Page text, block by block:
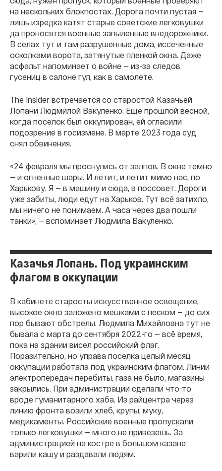
на нескольких блокпостах. Дорога почти пустая —
лишь изредка катят старые советские легковушки
да проносятся военные запыленные внедорожники.
В селах тут и там разрушенные дома, иссеченные
осколками ворота, затянутые пленкой окна. Даже
асфальт напоминает о войне — из-за следов
гусениц в салоне гул, как в самолете.
The Insider встречается со старостой Казачьей
Лопани Людмилой Вакуленко. Еще прошлой весной,
когда поселок был оккупирован, ей огласили
подозрение в госизмене. В марте 2023 года суд
снял обвинения.
«24 февраля мы проснулись от залпов. В окне темно
— и огненные шары. И летит, и летит мимо нас, по
Харькову. Я — в машину и сюда, в поссовет. Дороги
уже забиты, люди едут на Харьков. Тут всё затихло,
мы ничего не понимаем. А часа через два пошли
танки», — вспоминает Людмила Вакуленко.
Казачья Лопань. Под украинским
флагом в оккупации
В кабинете старосты искусственное освещение,
высокое окно заложено мешками с песком — до сих
пор бывают обстрелы. Людмила Михайловна тут не
бывала с марта до сентября 2022-го — всё время,
пока на здании висел российский флаг.
Поразительно, но управа поселка целый месяц
оккупации работала под украинским флагом. Линии
электропередач перебиты, газа не было, магазины
закрылись. При администрации сделали что-то
вроде гуманитарного хаба. Из райцентра через
линию фронта возили хлеб, крупы, муку,
медикаменты. Российские военные пропускали
только легковушки — много не привезешь. За
администрацией на костре в большом казане
варили кашу и раздавали людям.